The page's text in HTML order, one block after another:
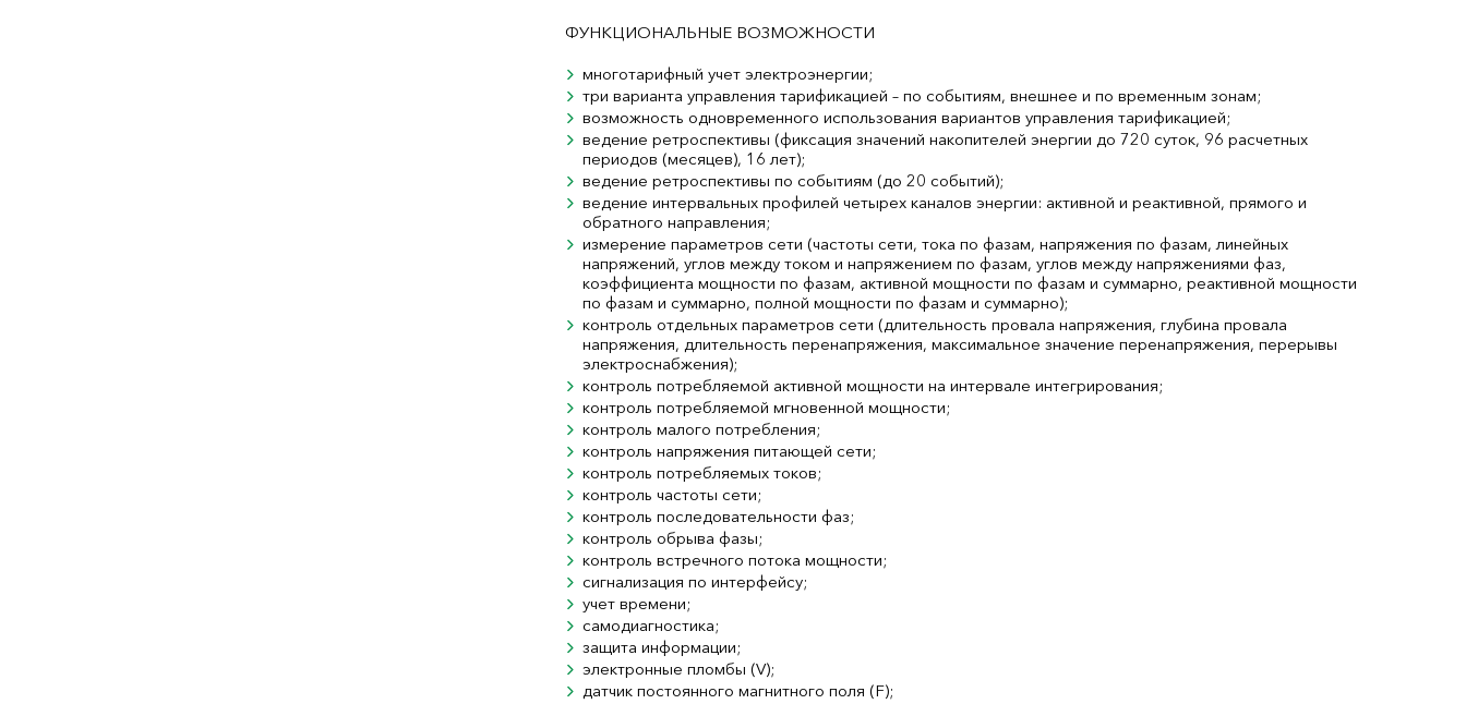
ФУНКЦИОНАЛЬНЫЕ ВОЗМОЖНОСТИ
многотарифный учет электроэнергии;
три варианта управления тарификацией – по событиям, внешнее и по временным зонам;
возможность одновременного использования вариантов управления тарификацией;
ведение ретроспективы (фиксация значений накопителей энергии до 720 суток, 96 расчетных
периодов (месяцев), 16 лет);
ведение ретроспективы по событиям (до 20 событий);
ведение интервальных профилей четырех каналов энергии: активной и реактивной, прямого и
обратного направления;
измерение параметров сети (частоты сети, тока по фазам, напряжения по фазам, линейных
напряжений, углов между током и напряжением по фазам, углов между напряжениями фаз,
коэффициента мощности по фазам, активной мощности по фазам и суммарно, реактивной мощности
по фазам и суммарно, полной мощности по фазам и суммарно);
контроль отдельных параметров сети (длительность провала напряжения, глубина провала
напряжения, длительность перенапряжения, максимальное значение перенапряжения, перерывы
электроснабжения);
контроль потребляемой активной мощности на интервале интегрирования;
контроль потребляемой мгновенной мощности;
контроль малого потребления;
контроль напряжения питающей сети;
контроль потребляемых токов;
контроль частоты сети;
контроль последовательности фаз;
контроль обрыва фазы;
контроль встречного потока мощности;
сигнализация по интерфейсу;
учет времени;
самодиагностика;
защита информации;
электронные пломбы (V);
датчик постоянного магнитного поля (F);